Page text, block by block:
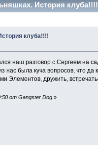
История
клуба!!!!
наш разговор с Сергеем на
нас была куча вопросов, что
Элементов, дружить,
от Gangster Dog »